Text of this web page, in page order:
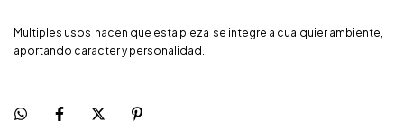
Multiples usos hacen que esta pieza se integre a cualquier ambiente,
aportando caracter y personalidad.